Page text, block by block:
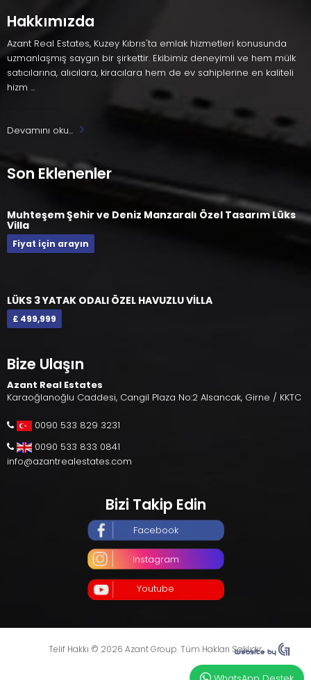
Hakkımızda
Azant Real Estates, Kuzey Kıbrıs'ta emlak hizmetleri konusunda
uzmanlaşmış saygın bir şirkettir. Ekibimiz deneyimli ve hem mülk
satıcılarına, alıcılara, kiracılara hem de ev sahiplerine en kaliteli
hizm ...
Devamını oku...
Son Eklenenler
Muhteşem Şehir ve Deniz Manzaralı Özel Tasarım Lüks
Villa
Fiyat için arayın
LÜKS 3 YATAK ODALI ÖZEL HAVUZLU VİLLA
£ 499,999
Bize Ulaşın
Azant Real Estates
Karaoğlanoğlu Caddesi, Cangil Plaza No:2 Alsancak, Girne / KKTC
0090 533 829 3231
0090 533 833 0841
info@azantrealestates.com
Bizi Takip Edin
Facebook
Instagram
Youtube
Telif Hakkı © 2026 Azant Group. Tüm Hakları Saklıdır.